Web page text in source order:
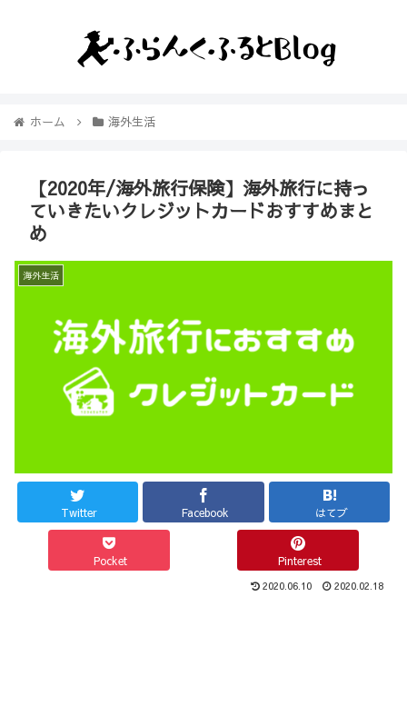
ホーム 海外生活
【2020年/海外旅行保険】海外旅行に持っ
ていきたいクレジットカードおすすめまと
め
海外生活
Twitter Facebook はてブ
Pocket Pinterest
2020.06.10 2020.02.18